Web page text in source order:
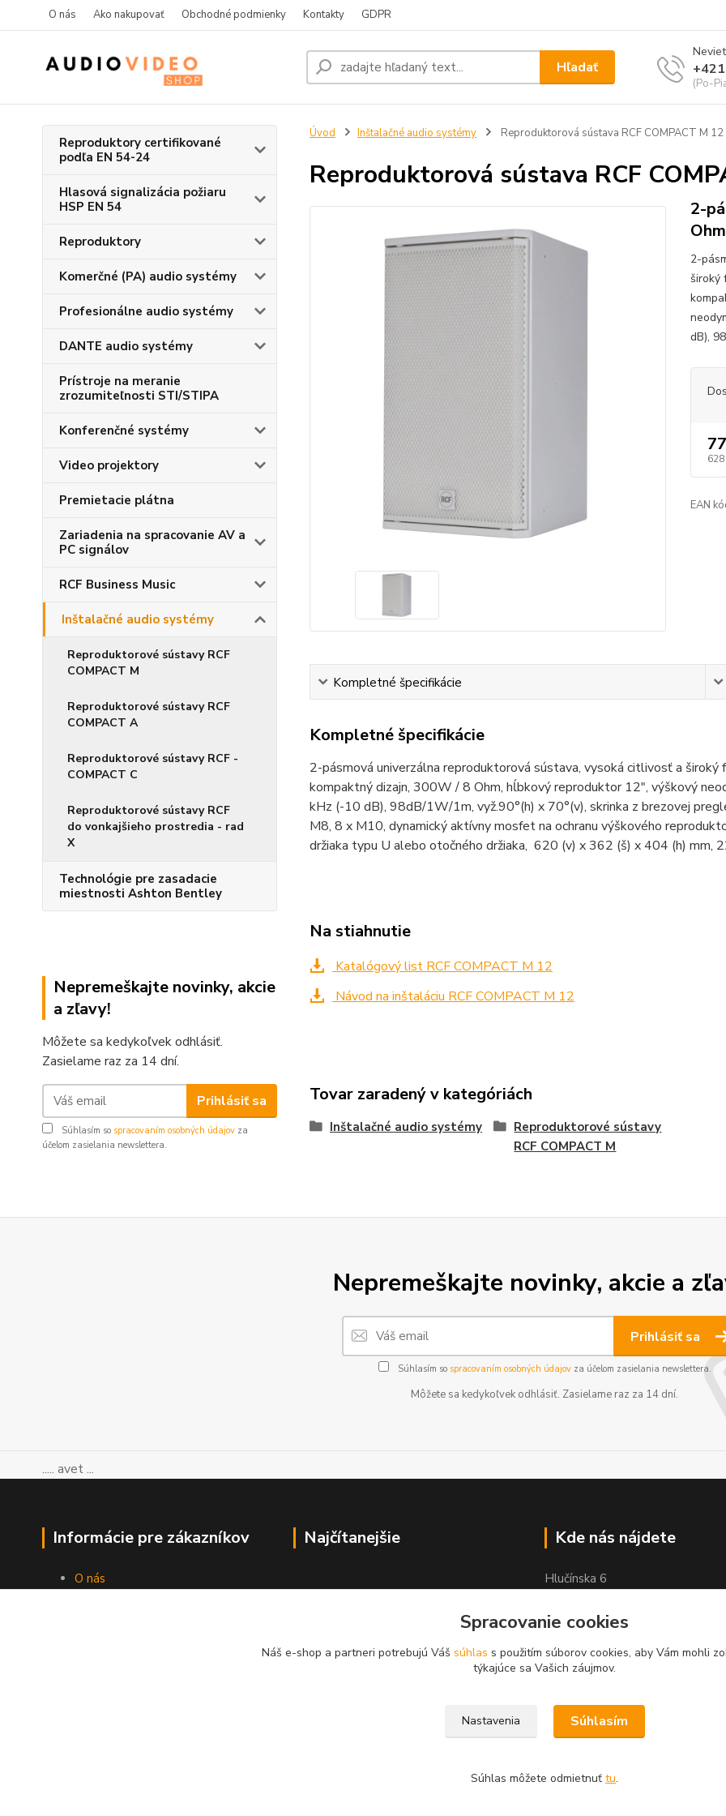
O nás Ako nakupovať Obchodné podmienky Kontakty GDPR
Hľadať
(Po-
Reproduktory certifikované
podľa EN 54-24
Hlasová signalizácia požiaru
HSP EN 54
Reproduktory
Komerčné (PA) audio systémy
Profesionálne audio systémy
DANTE audio systémy
Prístroje na meranie
zrozumiteľnosti STI/STIPA
Konferenčné systémy
Video projektory
Premietacie plátna
Zariadenia na spracovanie AV a
PC signálov
RCF Business Music
Inštalačné audio systémy
Reproduktorové sústavy RCF
COMPACT M
Reproduktorové sústavy RCF
COMPACT A
Reproduktorové sústavy RCF -
COMPACT C
Reproduktorové sústavy RCF
do vonkajšieho prostredia - rad
X
Technológie pre zasadacie
miestnosti Ashton Bentley
Nepremeškajte novinky, akcie
a zľavy!
Môžete sa kedykoľvek odhlásiť.
Zasielame raz za 14 dní.
Prihlásiť sa
Súhlasím so spracovaním osobných údajov za
účelom zasielania newslettera.
Úvod Inštalačné audio systémy Reproduktorová sústava RCF COMPACT M
Reproduktorová sústava RCF
2-
Ohm
2-
široký
dB),
EAN
Kompletné špecifikácie
Kompletné špecifikácie
2-pásmová univerzálna reproduktorová sústava, vysoká citlivosť a
kompaktný dizajn, 300W / 8 Ohm, hĺbkový reproduktor 12", výškový
kHz (-10 dB), 98dB/1W/1m, vyž.90°(h) x 70°(v), skrinka z brezovej
M8, 8 x M10, dynamický aktívny mosfet na ochranu výškového
držiaka typu U alebo otočného držiaka, 620 (v) x 362 (š) x 404 (h)
Na stiahnutie
Katalógový list RCF COMPACT M 12
Návod na inštaláciu RCF COMPACT M 12
Tovar zaradený v kategóriách
Inštalačné audio systémy
Reproduktorové sústavy
RCF COMPACT M
Nepremeškajte novinky, akcie a
Prihlásiť sa
Súhlasím so spracovaním osobných údajovza účelom zasielania newslettera.
Môžete sa kedykoľvek odhlásiť. Zasielame raz za 14 dní.
..... avet ...
Informácie pre zákazníkov
O nás
Najčítanejšie Kde nás nájdete
Hlučínska 6
Spracovanie cookies
Náš e-shop a partneri potrebujú Váš súhlas s použitím súborov cookies, aby Vám mohli
týkajúce sa Vašich záujmov.
Nastavenia Súhlasím
Súhlas môžete odmietnuť tu.